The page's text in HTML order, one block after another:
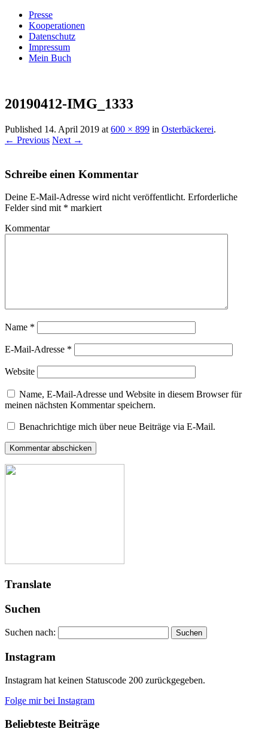
Presse
Kooperationen
Datenschutz
Impressum
Mein Buch
Villa König
20190412-IMG_1333
Published 14. April 2019 at 600 × 899 in Osterbäckerei.
← Previous Next →
Schreibe einen Kommentar
Deine E-Mail-Adresse wird nicht veröffentlicht. Erforderliche
Felder sind mit * markiert
Kommentar
Name *
E-Mail-Adresse *
Website
Name, E-Mail-Adresse und Website in diesem Browser für
meinen nächsten Kommentar speichern.
Benachrichtige mich über neue Beiträge via E-Mail.
Translate
Suchen
Suchen nach:
Instagram
Instagram hat keinen Statuscode 200 zurückgegeben.
Folge mir bei Instagram
Beliebteste Beiträge